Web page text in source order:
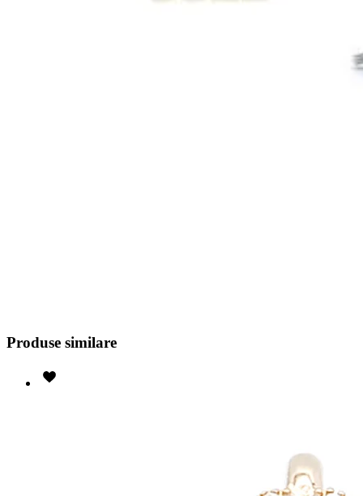
Produse similare